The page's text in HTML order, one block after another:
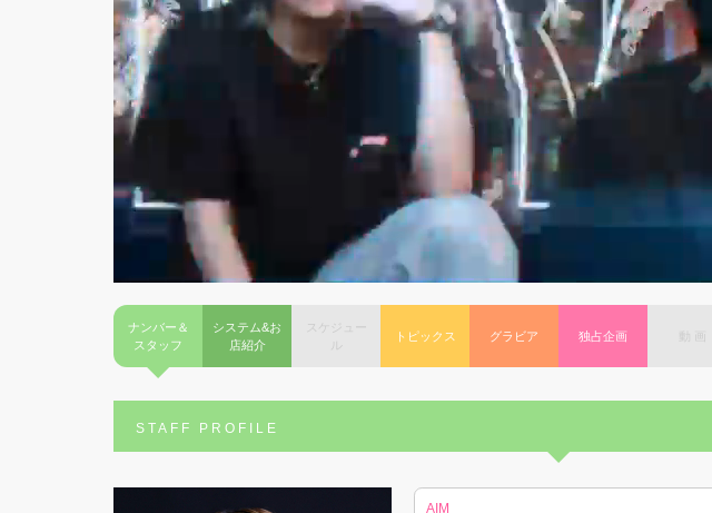
ナンバー＆
スタッフ
システム&お
店紹介
スケジュー
トピックス グラビア 独占企画
STAFF PROFILE
AIM